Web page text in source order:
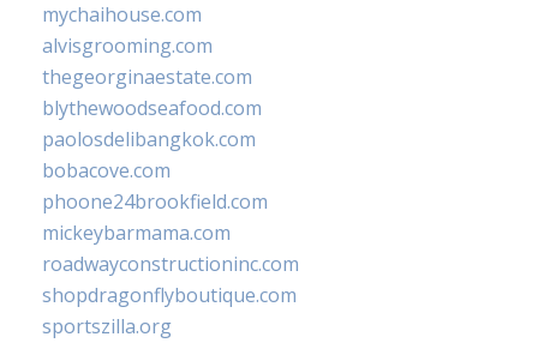
mychaihouse.com
alvisgrooming.com
thegeorginaestate.com
blythewoodseafood.com
paolosdelibangkok.com
bobacove.com
phoone24brookfield.com
mickeybarmama.com
roadwayconstructioninc.com
shopdragonflyboutique.com
sportszilla.org